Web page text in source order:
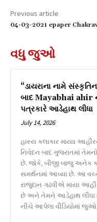
Previous article
04-03-2021 epaper
વધુ જુઓ
“ડાયરાના નામે
બાદ Mayabhai ahir
પત્રકારે આડેહાથ લીધા
July 14, 2026
હાસ્ય કલાકાર માયાા
નિવેદન બાદ ગુજરાતમાં
છે. જોકે, બીજી બાજુ અનેક
સમર્થનમાં આવ્યા છે. આ વચ્ચે
રાજુદાન ગઢવીએ માયા
છે અને તેમને આડેહાથ